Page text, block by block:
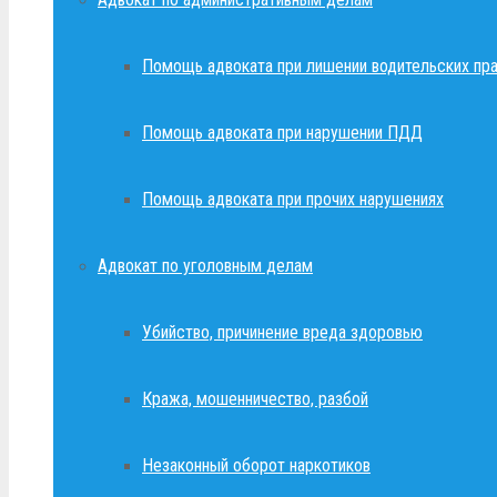
Помощь адвоката при лишении водительских
Помощь адвоката при нарушении ПДД
Помощь адвоката при прочих нарушениях
Адвокат по уголовным делам
Убийство, причинение вреда здоровью
Кража, мошенничество, разбой
Незаконный оборот наркотиков